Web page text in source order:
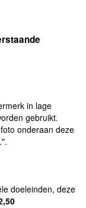
in lage
gebruikt.
onderaan deze
doeleinden, deze